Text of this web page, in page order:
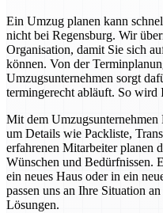
Ein Umzug planen kann
nicht bei Regensburg. Wir
Organisation, damit Sie sich
können. Von der
Umzugsunternehmen sorgt
termingerecht abläuft. So wird
Mit dem Umzugsunternehmen
um Details wie Packliste,
erfahrenen Mitarbeiter planen
Wünschen und Bedürfnissen.
ein neues Haus oder in ein
passen uns an Ihre Situation
Lösungen.